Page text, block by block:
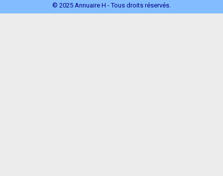
© 2025 Annuaire H - Tous droits réservés.